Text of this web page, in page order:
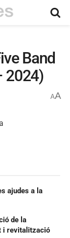
Band
2024)
AA
ajudes a la
de la
i revitalització